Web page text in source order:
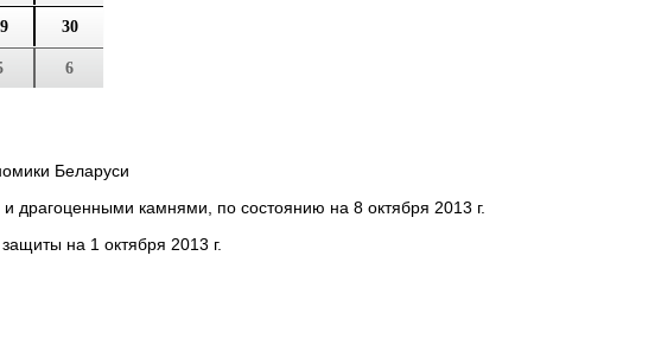
30
6
Беларуси
драгоценными камнями, по состоянию на 8 октября 2013 г.
на 1 октября 2013 г.